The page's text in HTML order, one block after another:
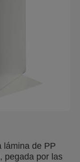
lámina de PP
pegada por las